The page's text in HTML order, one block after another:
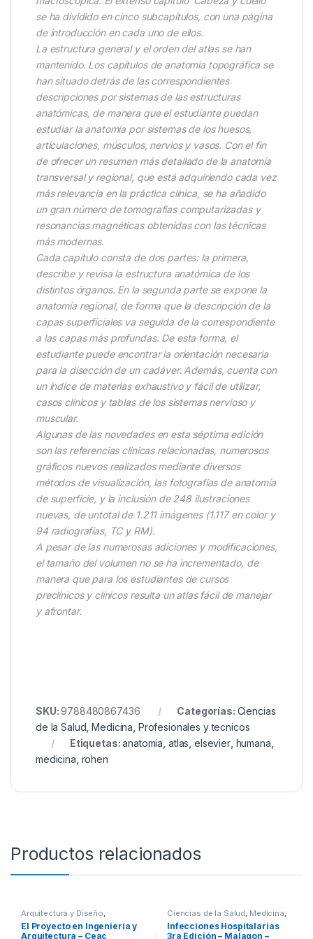
se ha dividido en cinco subcapítulos, con una página
de introducción en cada uno de ellos.
La estructura general y el orden del atlas se han
mantenido. Los capítulos de anatomía topográfica se
han situado detrás de las correspondientes
descripciones por sistemas de las estructuras
anatómicas, de manera que el estudiante puedan
estudiar la anatomía por sistemas de los huesos,
articulaciones, músculos, nervios y vasos. Con el fin
de ofrecer un resumen más detallado de la anatomía
transversal y regional, que está adquiriendo cada vez
más relevancia en la práctica clínica, se ha añadido
un gran número de tomografías computarizadas y
resonancias magnéticas obtenidas con las técnicas
más modernas.
Cada capítulo consta de dos partes: la primera,
describe y revisa la estructura anatómica de los
distintos órganos. En la segunda parte se expone la
anatomía regional, de forma que la descripción de la
capas superficiales va seguida de la correspondiente
a las capas más profundas. De esta forma, el
estudiante puede encontrar la orientación necesaria
para la disección de un cadáver. Además, cuenta con
un índice de materias exhaustivo y fácil de utilizar,
casos clínicos y tablas de los sistemas nervioso y
muscular.
Algunas de las novedades en esta séptima edición
son las referencias clínicas relacionadas, numerosos
gráficos nuevos realizados mediante diversos
métodos de visualización, las fotografías de anatomía
de superficie, y la inclusión de 248 ilustraciones
nuevas, de untotal de 1.211 imágenes (1.117 en color y
94 radiografías, TC y RM).
A pesar de las numerosas adiciones y modificaciones,
el tamaño del volumen no se ha incrementado, de
manera que para los estudiantes de cursos
preclínicos y clínicos resulta un atlas fácil de manejar
y afrontar.
SKU:9788480867436 Categorías: Ciencias
de la Salud ,Medicina Profesionales y tecnicos
Etiquetas:anatomia atlas elsevier, humana
medicina rohen
Productos relacionados
Arquitectura y Diseño,
Arquitectura y Urbanismo
Ingeniería,Ingeniería Civil,
Profesionales y tecnicos
El Proyecto en Ingeniería y
Arquitectura – Ceac
Ciencias de la Salud, Medicina,
Profesionales y tecnicos
Infecciones Hospitalarias
3ra Edición – Malagon –